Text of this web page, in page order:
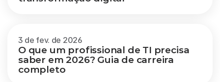
3 de fev. de 2026
O que um profissional de TI precisa
saber em 2026? Guia de carreira
completo